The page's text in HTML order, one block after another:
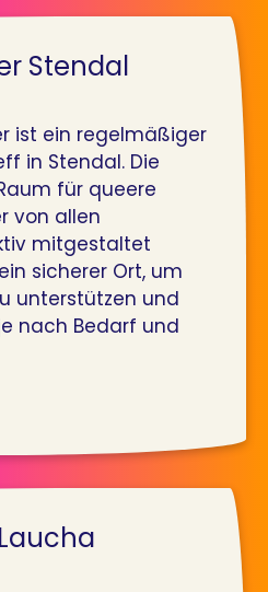
Stendal
ist ein regelmäßiger
in Stendal. Die
für queere
von allen
mitgestaltet
sicherer Ort, um
unterstützen und
nach Bedarf und